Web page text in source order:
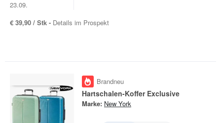
23.09.
€ 39,90 / Stk - Details im Prospekt
Brandneu
Hartschalen-Koffer Exclusive
Marke: New York